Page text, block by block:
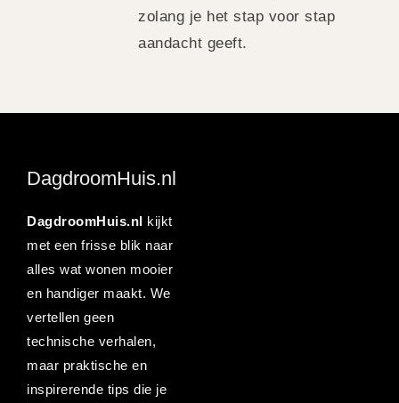
zolang je het stap voor stap
aandacht geeft.
DagdroomHuis.nl
DagdroomHuis.nl kijkt
met een frisse blik naar
alles wat wonen mooier
en handiger maakt. We
vertellen geen
technische verhalen,
maar praktische en
inspirerende tips die je